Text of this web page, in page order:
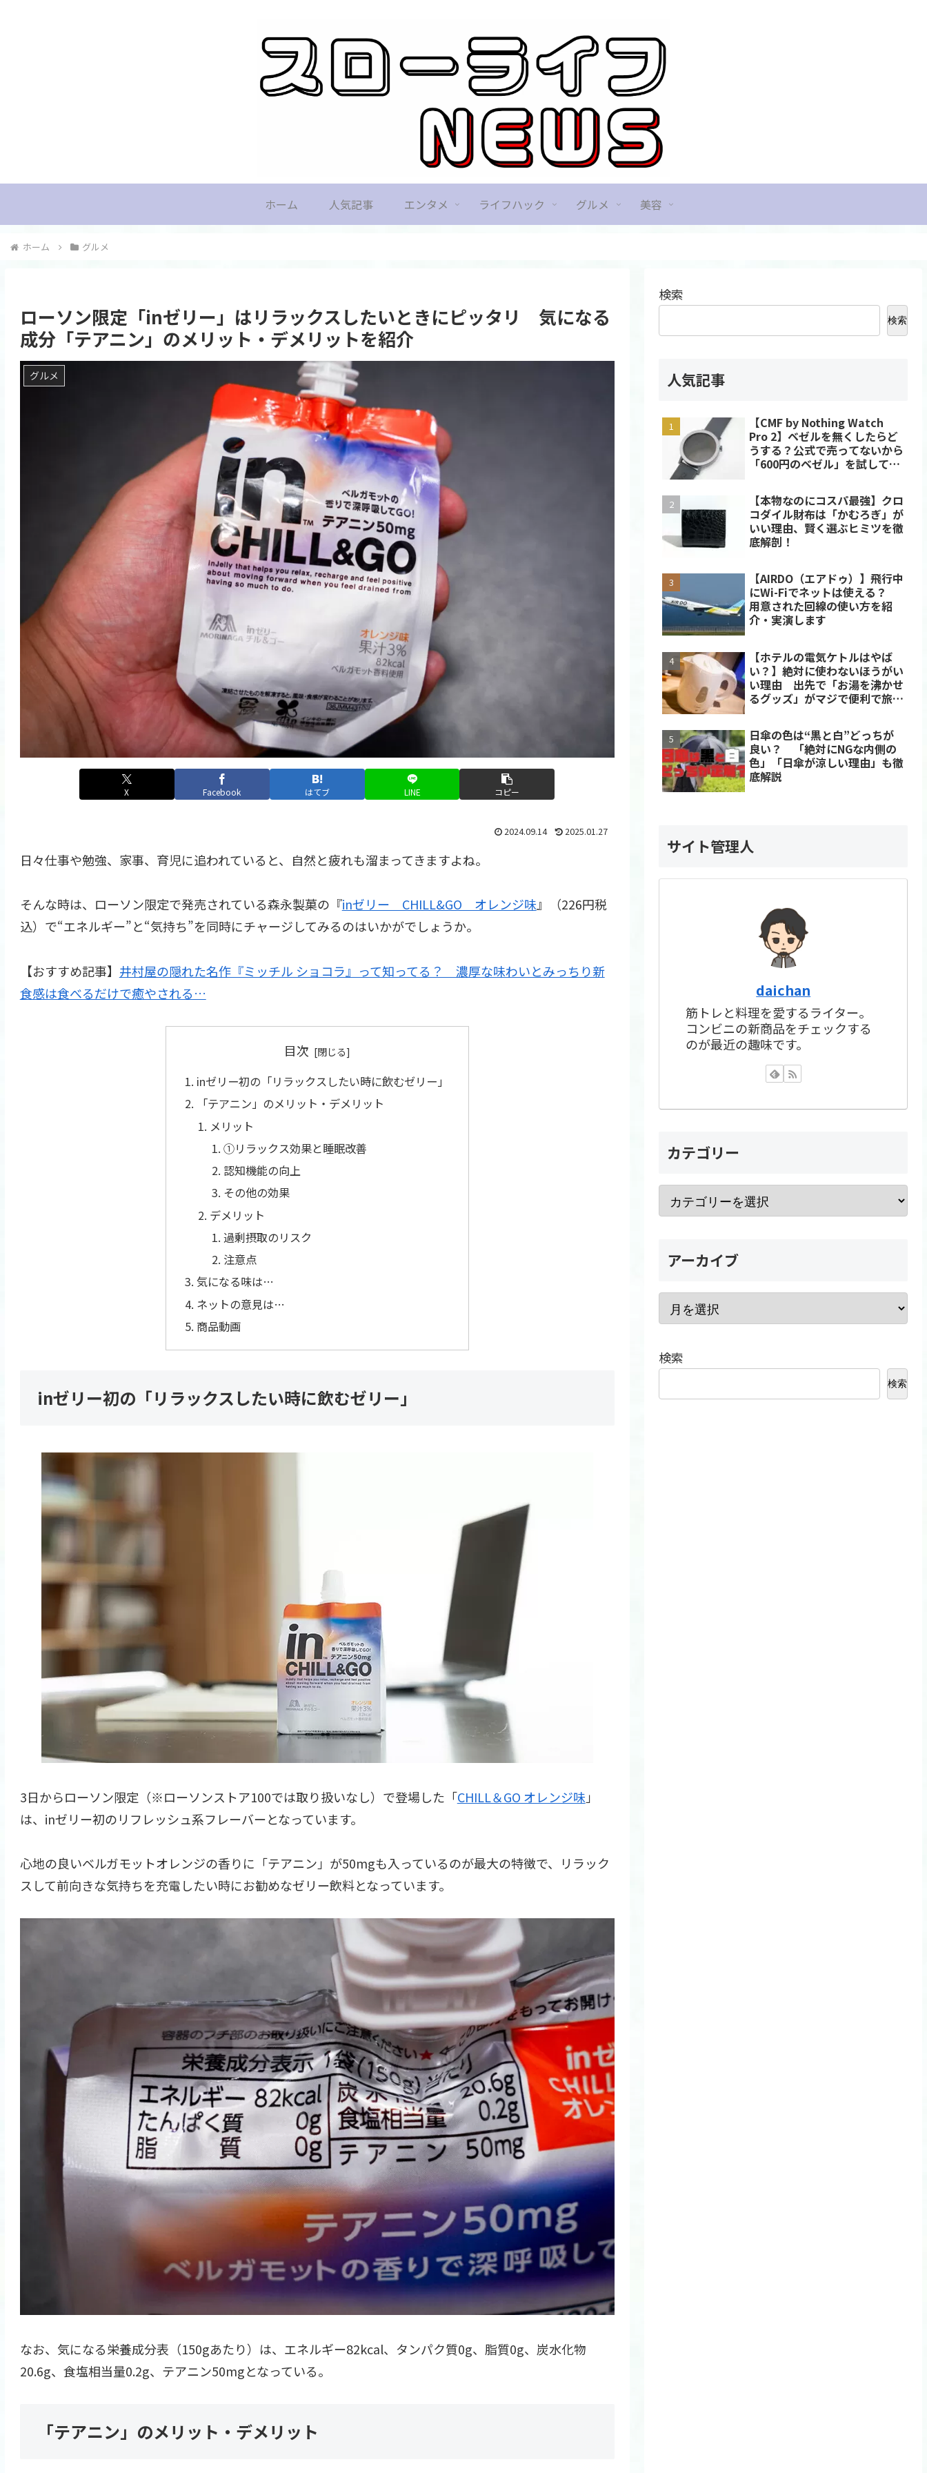
ホーム 人気記事 エンタメ ライフハック グルメ 美容
ホーム グルメ
ローソン限定「inゼリー」はリラックスしたいときにピッタリ 気になる
成分「テアニン」のメリット・デメリットを紹介
グルメ
X Facebook はてブ LINE コピー
2024.09.14 2025.01.27
日々仕事や勉強、家事、育児に追われていると、自然と疲れも溜まってきますよね。
そんな時は、ローソン限定で発売されている森永製菓の『inゼリー CHILL&GO オレンジ味』（226円税
込）で“エネルギー”と“気持ち”を同時にチャージしてみるのはいかがでしょうか。
【おすすめ記事】 井村屋の隠れた名作『ミッチル ショコラ』って知ってる？ 濃厚な味わいとみっちり新
食感は食べるだけで癒やされる…
目次
inゼリー初の「リラックスしたい時に飲むゼリー」
「テアニン」のメリット・デメリット
メリット
①リラックス効果と睡眠改善
認知機能の向上
その他の効果
デメリット
過剰摂取のリスク
注意点
気になる味は…
ネットの意見は…
商品動画
inゼリー初の「リラックスしたい時に飲むゼリー」
3日からローソン限定（※ローソンストア100では取り扱いなし）で登場した「CHILL＆GO オレンジ味 」
は、inゼリー初のリフレッシュ系フレーバーとなっています。
心地の良いベルガモットオレンジの香りに「テアニン」が50mgも入っているのが最大の特徴で、リラック
スして前向きな気持ちを充電したい時にお勧めなゼリー飲料となっています。
なお、気になる栄養成分表（150gあたり）は、エネルギー82kcal、タンパク質0g、脂質0g、炭水化物
20.6g、食塩相当量0.2g、テアニン50mgとなっている。
「テアニン」のメリット・デメリット
検索
検索
人気記事
【CMF by Nothing Watch
Pro 2】ベゼルを無くしたらど
うする？公式で売ってないから
「600円のベゼル」を試してみ
【本物なのにコスパ最強】クロ
コダイル財布は「かむろぎ」が
いい理由、賢く選ぶヒミツを徹
底解剖！
【AIRDO（エアドゥ）】飛行中
にWi-Fiでネットは使える？
用意された回線の使い方を紹
介・実演します
【ホテルの電気ケトルはやば
い？】絶対に使わないほうがい
い理由 出先で「お湯を沸かせ
るグッズ」がマジで便利で旅行
日傘の色は“黒と白”どっちが
良い？ 「絶対にNGな内側の
色」「日傘が涼しい理由」も徹
底解説
サイト管理人
daichan
筋トレと料理を愛するライター。
コンビニの新商品をチェックする
のが最近の趣味です。
カテゴリー
アーカイブ
検索
検索